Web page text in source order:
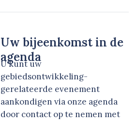
Uw bijeenkomst in de
agenda
U kunt uw
gebiedsontwikkeling-
gerelateerde evenement
aankondigen via onze agenda
door contact op te nemen met